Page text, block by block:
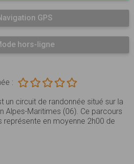
GPS
hors-ligne
:
un circuit de randonnée situé sur la
Alpes-Maritimes (06). Ce parcours
représente en moyenne 2h00 de